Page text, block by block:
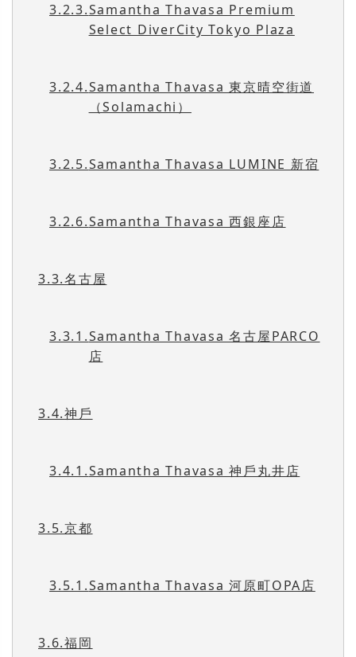
3.2.3.Samantha Thavasa Premium
Select DiverCity Tokyo Plaza
3.2.4.Samantha Thavasa 東京晴空街道
（Solamachi）
3.2.5.Samantha Thavasa LUMINE 新宿
3.2.6.Samantha Thavasa 西銀座店
3.3.名古屋
3.3.1.Samantha Thavasa 名古屋PARCO
店
3.4.神戶
3.4.1.Samantha Thavasa 神戶丸井店
3.5.京都
3.5.1.Samantha Thavasa 河原町OPA店
3.6.福岡